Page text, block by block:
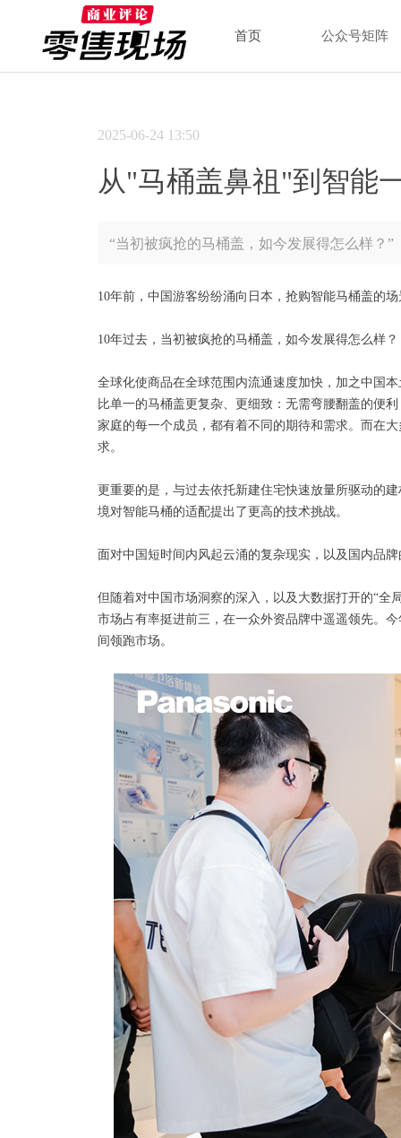
公众号矩阵
首页
从"马桶盖鼻祖"到智能
10年前，中国游客纷纷涌向日本，抢购智能马桶盖的
10年过去，当初被疯抢的马桶盖，如今发展得怎么样？
全球化使商品在全球范围内流通速度加快，加之中国
比单一的马桶盖更复杂、更细致：无需弯腰翻盖的便
家庭的每一个成员，都有着不同的期待和需求。而在
求。
更重要的是，与过去依托新建住宅快速放量所驱动的
境对智能马桶的适配提出了更高的技术挑战。
面对中国短时间内风起云涌的复杂现实，以及国内品
但随着对中国市场洞察的深入，以及大数据打开的“全
市场占有率挺进前三，在一众外资品牌中遥遥领先。
间领跑市场。
“当初被疯抢的马桶盖，如今发展得怎么样？”
2025-06-24 13:50